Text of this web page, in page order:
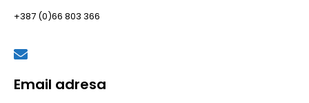
+387 (0)66 803 366
Email adresa